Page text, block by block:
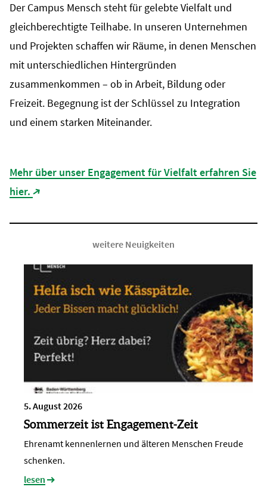
Der Campus Mensch steht für gelebte Vielfalt und
gleichberechtigte Teilhabe. In unseren Unternehmen
und Projekten schaffen wir Räume, in denen Menschen
mit unterschiedlichen Hintergründen
zusammenkommen – ob in Arbeit, Bildung oder
Freizeit. Begegnung ist der Schlüssel zu Integration
und einem starken Miteinander.
Mehr über unser Engagement für Vielfalt erfahren Sie
hier. (Link öffnet in neuem Tab)
weitere Neuigkeiten
5. August 2026
Sommerzeit ist Engagement-Zeit
Ehrenamt kennenlernen und älteren Menschen Freude
schenken.
lesen